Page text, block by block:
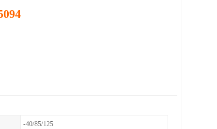
-40/85/125